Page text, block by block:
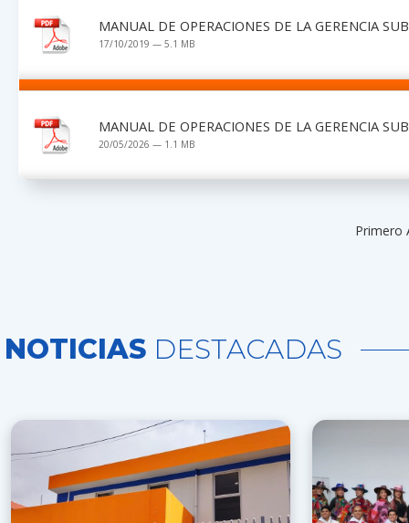
MANUAL DE OPERACIONES DE LA GERENCIA
17/10/2019 — 5.1 MB
MANUAL DE OPERACIONES DE LA GERENCIA
20/05/2026 — 1.1 MB
Primero
NOTICIAS DESTACADAS